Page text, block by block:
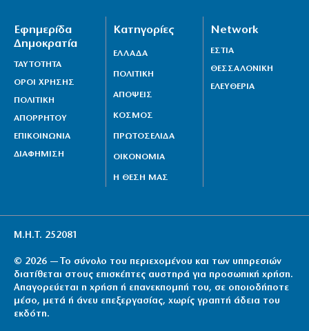
Εφημερίδα
Δημοκρατία
ΤΑΥΤΟΤΗΤΑ
ΟΡΟΙ ΧΡΗΣΗΣ
ΠΟΛΙΤΙΚΗ
ΑΠΟΡΡΗΤΟΥ
ΕΠΙΚΟΙΝΩΝΙΑ
ΔΙΑΦΗΜΙΣΗ
Κατηγορίες
ΕΛΛΑΔΑ
ΠΟΛΙΤΙΚΗ
ΑΠΟΨΕΙΣ
ΚΟΣΜΟΣ
ΠΡΩΤΟΣΕΛΙΔΑ
ΟΙΚΟΝΟΜΙΑ
Η ΘΕΣΗ ΜΑΣ
Network
ΕΣΤΙΑ
ΘΕΣΣΑΛΟΝΙΚΗ
ΕΛΕΥΘΕΡΙΑ
Μ.Η.Τ. 252081
© 2026 — Το σύνολο του περιεχομένου και των υπηρεσιών
διατίθεται στους επισκέπτες αυστηρά για προσωπική χρήση.
Απαγορεύεται η χρήση ή επανεκπομπή του, σε οποιοδήποτε
μέσο, μετά ή άνευ επεξεργασίας, χωρίς γραπτή άδεια του
εκδότη.